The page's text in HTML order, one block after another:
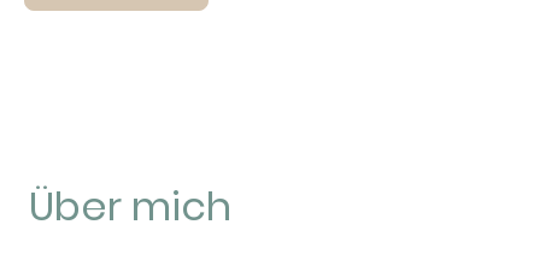
Über mich